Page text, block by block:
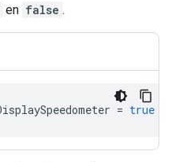
en false .
= true